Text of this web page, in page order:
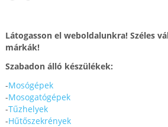
Látogasson el weboldalunkra! Széles
márkák!
Szabadon álló készülékek:
-Mosógépek
-Mosogatógépek
-Tűzhelyek
-Hűtőszekrények